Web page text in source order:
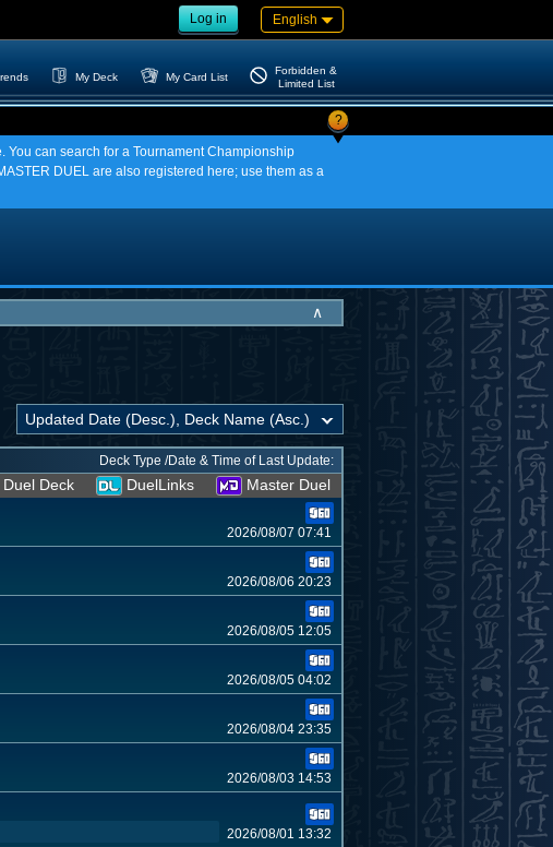
Log in English
My Deck My Card List
Forbidden &
Limited List
?
You can search for a Tournament Championship
DUEL are also registered here; use them as a
∧
Deck Type /Date & Time of Last Update:
Duel Deck DuelLinks
Master Duel
2026/08/07 07:41
2026/08/06 20:23
2026/08/05 12:05
2026/08/05 04:02
2026/08/04 23:35
2026/08/03 14:53
2026/08/01 13:32